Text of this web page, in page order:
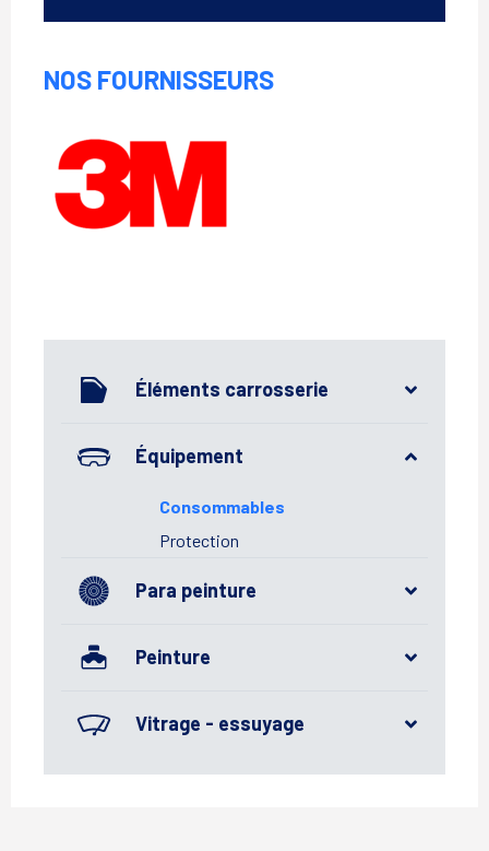
Éléments carrosserie
Équipement
Consommables
Protection
Para peinture
Peinture
Vitrage - essuyage
NOS FOURNISSEURS
3M